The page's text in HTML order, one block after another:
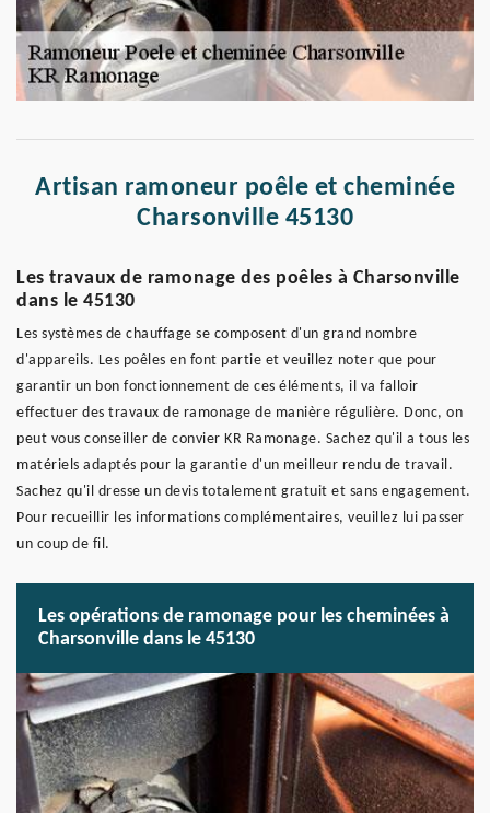
Artisan ramoneur poêle et cheminée
Charsonville 45130
Les travaux de ramonage des poêles à Charsonville
dans le 45130
Les systèmes de chauffage se composent d'un grand nombre
d'appareils. Les poêles en font partie et veuillez noter que pour
garantir un bon fonctionnement de ces éléments, il va falloir
effectuer des travaux de ramonage de manière régulière. Donc, on
peut vous conseiller de convier KR Ramonage. Sachez qu'il a tous les
matériels adaptés pour la garantie d'un meilleur rendu de travail.
Sachez qu'il dresse un devis totalement gratuit et sans engagement.
Pour recueillir les informations complémentaires, veuillez lui passer
un coup de fil.
Les opérations de ramonage pour les cheminées à
Charsonville dans le 45130